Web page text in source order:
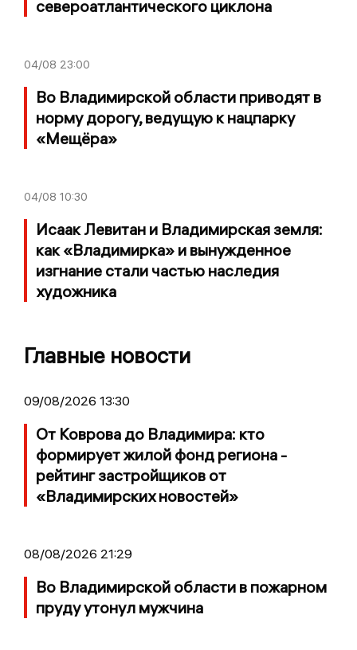
североатлантического циклона
04/08 23:00
Во Владимирской области приводят в
норму дорогу, ведущую к нацпарку
«Мещёра»
04/08 10:30
Исаак Левитан и Владимирская земля:
как «Владимирка» и вынужденное
изгнание стали частью наследия
художника
Главные новости
09/08/2026 13:30
От Коврова до Владимира: кто
формирует жилой фонд региона -
рейтинг застройщиков от
«Владимирских новостей»
08/08/2026 21:29
Во Владимирской области в пожарном
пруду утонул мужчина